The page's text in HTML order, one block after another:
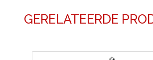
GERELATEERDE